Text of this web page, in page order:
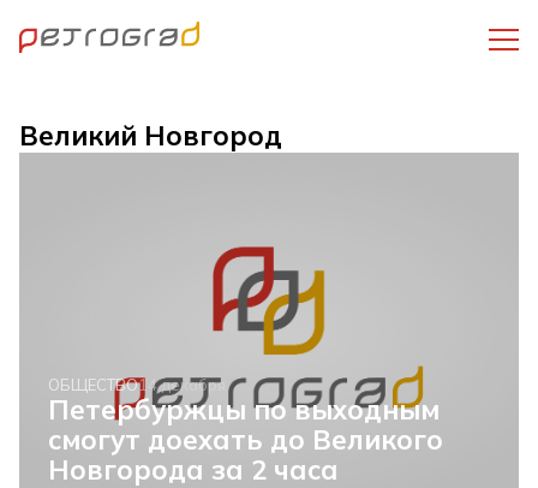
Великий Новгород
ОБЩЕСТВО14 декабря
Петербуржцы по выходным
смогут доехать до Великого
Новгорода за 2 часа